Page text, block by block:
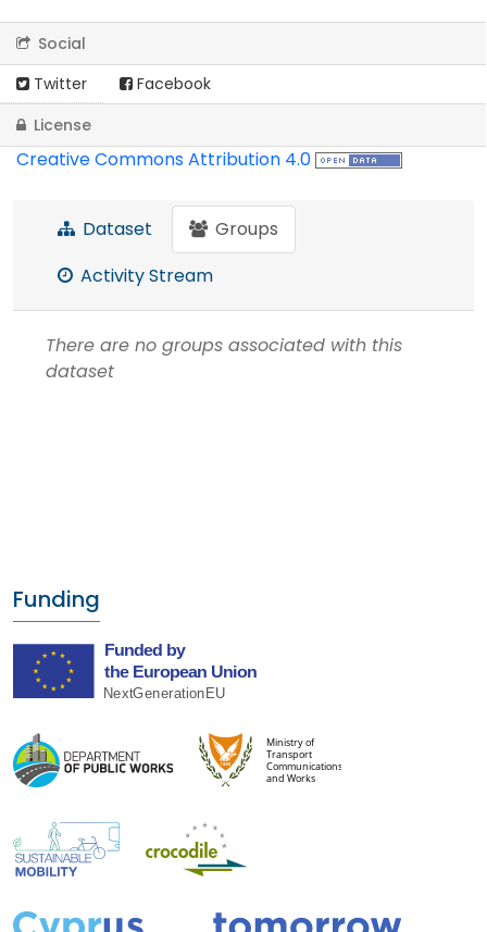
Social
Twitter
Facebook
License
Creative Commons Attribution 4.0
Dataset
Groups
Activity Stream
There are no groups associated with this
dataset
Funding